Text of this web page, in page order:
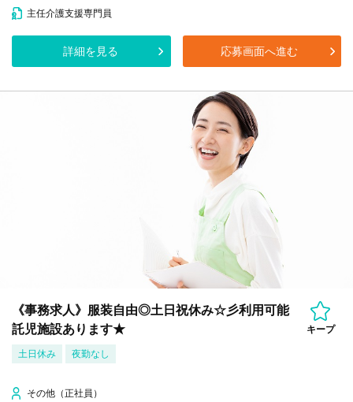
主任介護支援専門員
詳細を見る 応募画面へ進む
《事務求人》服装自由◎土日祝休み☆彡利用可能
託児施設あります★
キープ
土日休み 夜勤なし
その他（正社員）